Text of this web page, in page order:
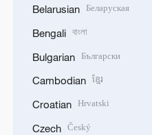
Belarusian Беларуская
Bengali বাংলা
Bulgarian Български
Cambodian ខ្មែរ
Croatian Hrvatski
Czech Český